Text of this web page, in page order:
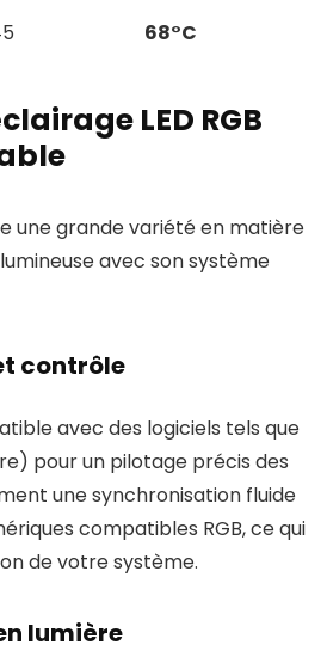
68°C
LED RGB
une grande variété en matière
avec son système
contrôle
avec des logiciels tels que
pour un pilotage précis des
une synchronisation fluide
compatibles RGB, ce qui
de votre système.
lumière